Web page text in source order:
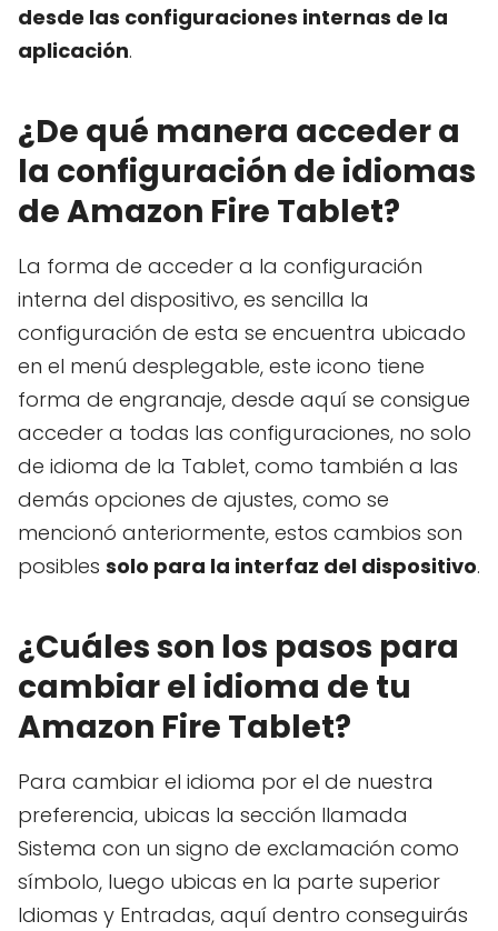
desde las configuraciones internas de la
aplicación.
¿De qué manera acceder a
la configuración de idiomas
de Amazon Fire Tablet?
La forma de acceder a la configuración
interna del dispositivo, es sencilla la
configuración de esta se encuentra ubicado
en el menú desplegable, este icono tiene
forma de engranaje, desde aquí se consigue
acceder a todas las configuraciones, no solo
de idioma de la Tablet, como también a las
demás opciones de ajustes, como se
mencionó anteriormente, estos cambios son
posibles solo para la interfaz del dispositivo.
¿Cuáles son los pasos para
cambiar el idioma de tu
Amazon Fire Tablet?
Para cambiar el idioma por el de nuestra
preferencia, ubicas la sección llamada
Sistema con un signo de exclamación como
símbolo, luego ubicas en la parte superior
Idiomas y Entradas, aquí dentro conseguirás